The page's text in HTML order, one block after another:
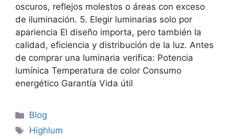
oscuros, reflejos molestos o áreas con exceso
de iluminación. 5. Elegir luminarias solo por
apariencia El diseño importa, pero también la
calidad, eficiencia y distribución de la luz. Antes
de comprar una luminaria verifica: Potencia
lumínica Temperatura de color Consumo
energético Garantía Vida útil
Blog
Highlum